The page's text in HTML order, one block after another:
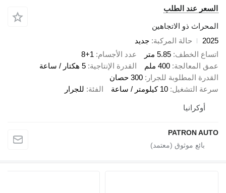
السعر عند الطلب
المحراث ذو الاتجاهين
2025
حالة المركبة جديد
اتساع الخطف 5.85 متر عدد الأجسام 8+1
عمق المعالجة 400 ملم القدرة الإنتاجية 5 هكتار / ساعة
القدرة المطلوبة للجرار
300 حصان
سرعة التشغيل 10 كيلومتر / ساعة الفئة للجرار
أوكرانيا
PATRON AUTO